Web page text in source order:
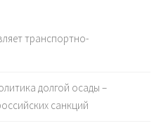
транспортно-
долгой осады –
санкций